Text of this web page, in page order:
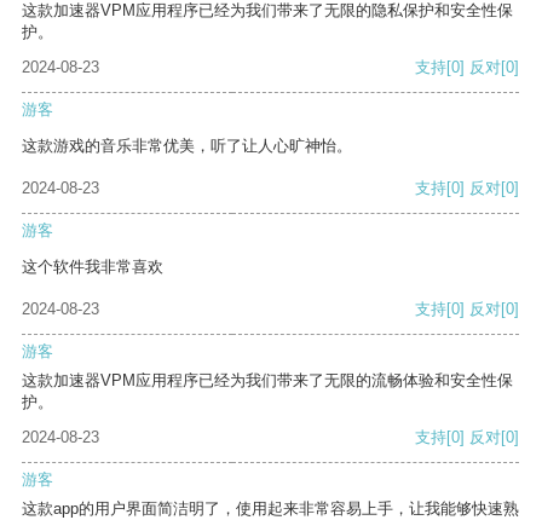
这款加速器VPM应用程序已经为我们带来了无限的隐私保护和安全性保
护。
2024-08-23
支持[0] 反对[0]
游客
这款游戏的音乐非常优美，听了让人心旷神怡。
2024-08-23 支持[0] 反对[0]
游客
这个软件我非常喜欢
2024-08-23 支持[0] 反对[0]
游客
这款加速器VPM应用程序已经为我们带来了无限的流畅体验和安全性保
护。
2024-08-23
支持[0] 反对[0]
游客
这款app的用户界面简洁明了，使用起来非常容易上手，让我能够快速熟